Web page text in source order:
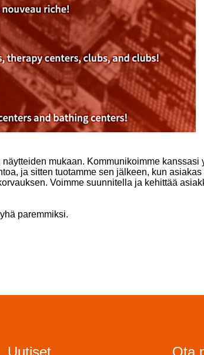
mukaan. Kommunikoimme kanssasi
ja sitten tuotamme sen jälkeen, kun asiakas
Voimme suunnitella ja kehittää
paremmiksi.
Uutiset Ota